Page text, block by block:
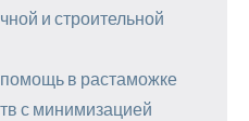
и строительной
в растаможке
с минимизацией